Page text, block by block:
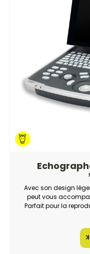
Avec son design
peut vous
Parfait pour la